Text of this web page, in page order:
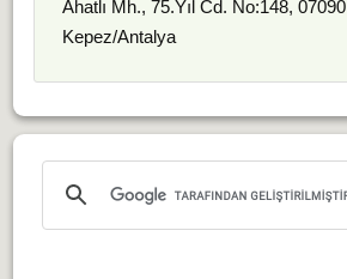
Ahatlı Mh., 75.Yıl Cd. No:148, 07090
Kepez/Antalya